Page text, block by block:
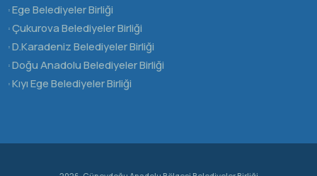
Ege Belediyeler Birliği
Çukurova Belediyeler Birliği
D.Karadeniz Belediyeler Birliği
Doğu Anadolu Belediyeler Birliği
Kıyı Ege Belediyeler Birliği